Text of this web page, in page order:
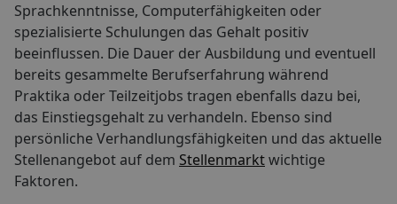
Sprachkenntnisse, Computerfähigkeiten oder
spezialisierte Schulungen das Gehalt positiv
beeinflussen. Die Dauer der Ausbildung und eventuell
bereits gesammelte Berufserfahrung während
Praktika oder Teilzeitjobs tragen ebenfalls dazu bei,
das Einstiegsgehalt zu verhandeln. Ebenso sind
persönliche Verhandlungsfähigkeiten und das aktuelle
Stellenangebot auf dem Stellenmarktwichtige
Faktoren.